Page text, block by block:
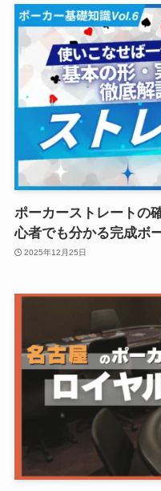
ポーカーストレートの
心者でも分かる完成ボ
2025年12月25日